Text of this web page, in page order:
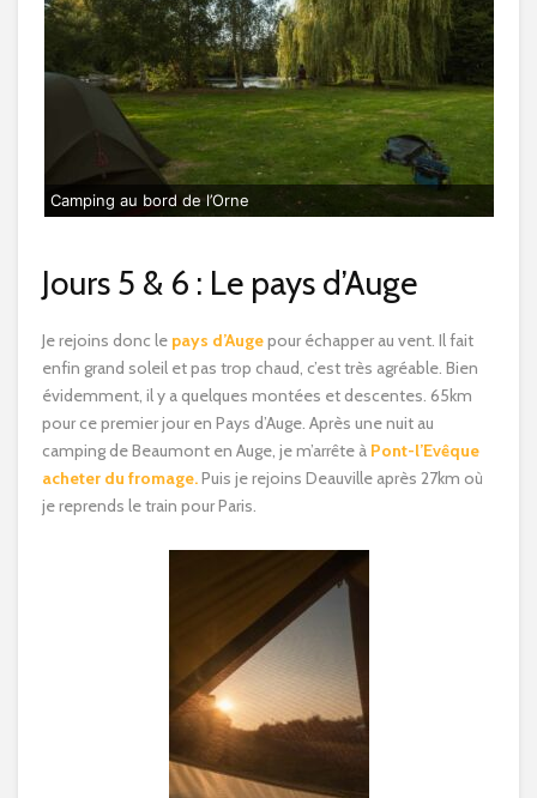
Camping au bord de l’Orne
Jours 5 & 6 : Le pays d’Auge
Je rejoins donc le pays d’Augepour échapper au vent. Il fait
enfin grand soleil et pas trop chaud, c’est très agréable. Bien
évidemment, il y a quelques montées et descentes. 65km
pour ce premier jour en Pays d’Auge. Après une nuit au
camping de Beaumont en Auge, je m’arrête à Pont-l’Evêque
acheter du fromage.Puis je rejoins Deauville après 27km où
je reprends le train pour Paris.